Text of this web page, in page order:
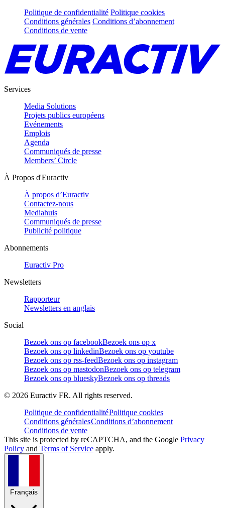
Politique de confidentialité Politique cookies
Conditions générales Conditions d’abonnement
Conditions de vente
Services
Media Solutions
Projets publics européens
Evénements
Emplois
Agenda
Communiqués de presse
Members’ Circle
À Propos d'Euractiv
À propos d’Euractiv
Contactez-nous
Mediahuis
Communiqués de presse
Publicité politique
Abonnements
Euractiv Pro
Newsletters
Rapporteur
Newsletters en anglais
Social
Bezoek ons op facebookBezoek ons op x
Bezoek ons op linkedinBezoek ons op youtube
Bezoek ons op rss-feedBezoek ons op instagram
Bezoek ons op mastodonBezoek ons op telegram
Bezoek ons op blueskyBezoek ons op threads
© 2026 Euractiv FR. All rights reserved.
Politique de confidentialitéPolitique cookies
Conditions généralesConditions d’abonnement
Conditions de vente
This site is protected by reCAPTCHA, and the Google Privacy
Policy and Terms of Service apply.
Français